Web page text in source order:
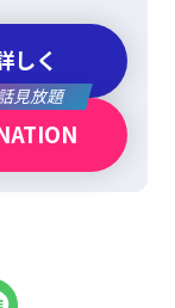
しく
見放題